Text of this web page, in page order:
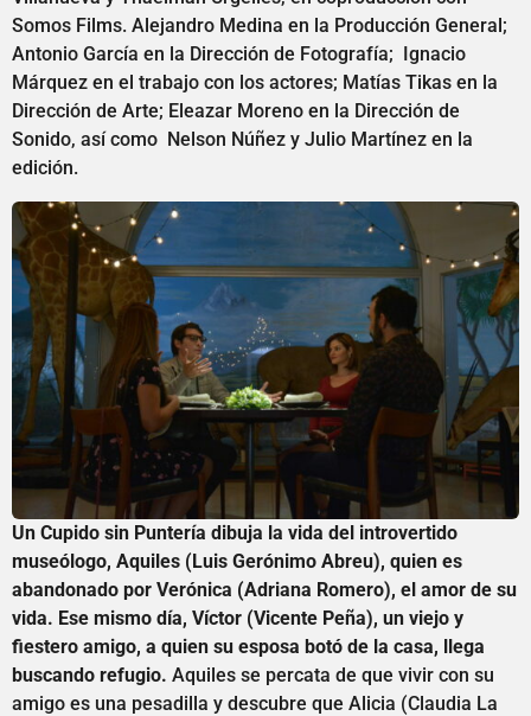
Somos Films. Alejandro Medina en la Producción General;
Antonio García en la Dirección de Fotografía; Ignacio
Márquez en el trabajo con los actores; Matías Tikas en la
Dirección de Arte; Eleazar Moreno en la Dirección de
Sonido, así como Nelson Núñez y Julio Martínez en la
edición.
Un Cupido sin Puntería dibuja la vida del introvertido
museólogo, Aquiles (Luis Gerónimo Abreu), quien es
abandonado por Verónica (Adriana Romero), el amor de su
vida. Ese mismo día, Víctor (Vicente Peña), un viejo y
fiestero amigo, a quien su esposa botó de la casa, llega
buscando refugio. Aquiles se percata de que vivir con su
amigo es una pesadilla y descubre que Alicia (Claudia La